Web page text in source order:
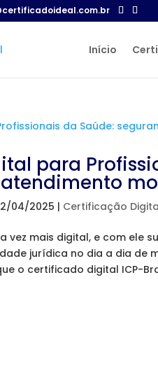
Início
para
04/2025 | Certificação
vez mais digital, e com ele
jurídica no dia a dia de
o certificado digital ICP-